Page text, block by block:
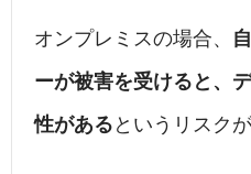
オンプレミスの場合、
ーが被害を受けると、
性がある というリスク